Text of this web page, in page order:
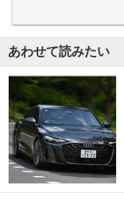
あわせて読みたい